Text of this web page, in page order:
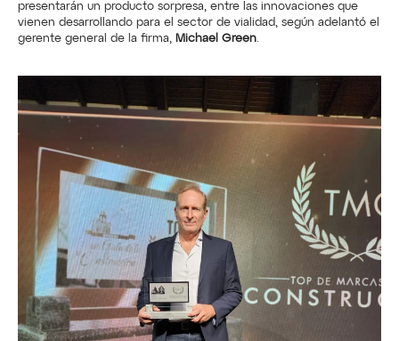
presentarán un producto sorpresa, entre las innovaciones que
vienen desarrollando para el sector de vialidad, según adelantó el
gerente general de la firma, Michael Green.